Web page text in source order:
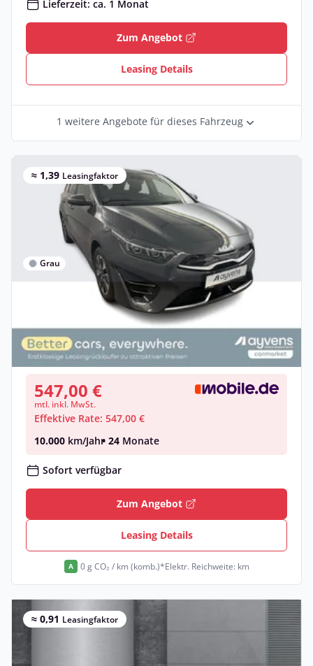
Lieferzeit: ca. 1 Monat
Zum Angebot
Leasing Details
1 weitere Angebote für dieses Fahrzeug
≈ 1,39 Leasingfaktor
Grau
Privat & Gewerbe
Kia cee'd Spirit Ceed SW 1.6 GDI DCT OPF
Hybrid •Automatik •105 PS (77 kW)
Gebraucht(39.161 km)• EZ: 12/2022
547,00 €
mtl. inkl. MwSt.
Effektive Rate: 547,00 €
10.000 km/Jahr• 24 Monate
Sofort verfügbar
Zum Angebot
Leasing Details
A 0 g CO₂ / km (komb.)*Elektr. Reichweite: km
≈ 0,91 Leasingfaktor